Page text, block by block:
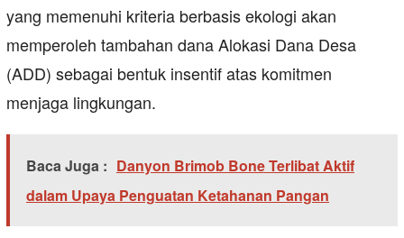
yang memenuhi kriteria berbasis ekologi akan
memperoleh tambahan dana Alokasi Dana Desa
(ADD) sebagai bentuk insentif atas komitmen
menjaga lingkungan.
Baca Juga : Danyon Brimob Bone Terlibat Aktif
dalam Upaya Penguatan Ketahanan Pangan